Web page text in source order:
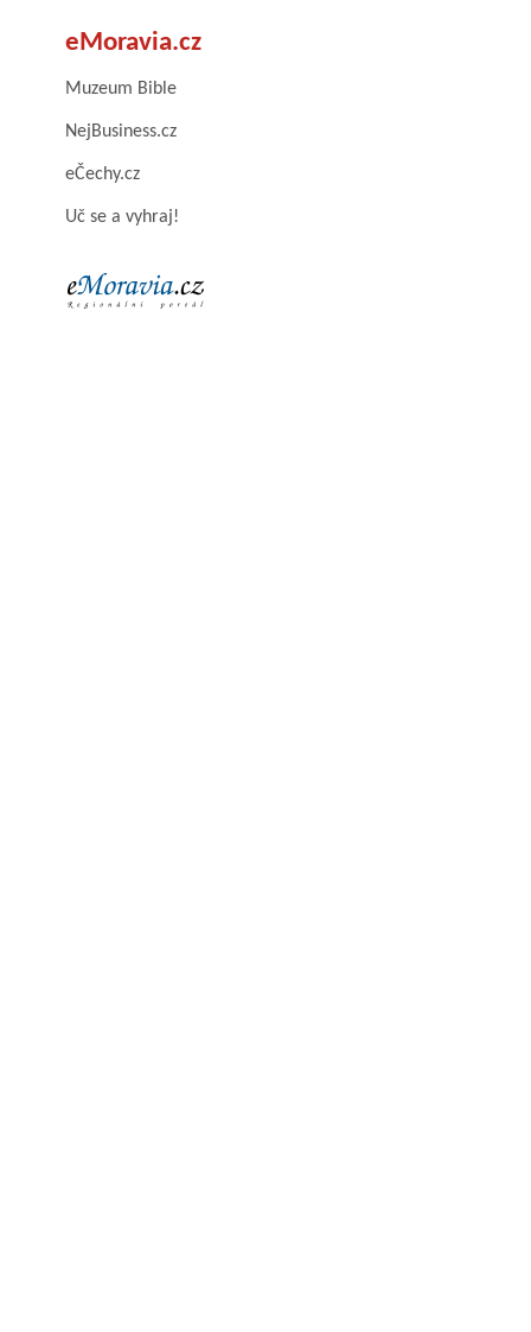
eMoravia.cz
Muzeum Bible
NejBusiness.cz
eČechy.cz
Uč se a vyhraj!